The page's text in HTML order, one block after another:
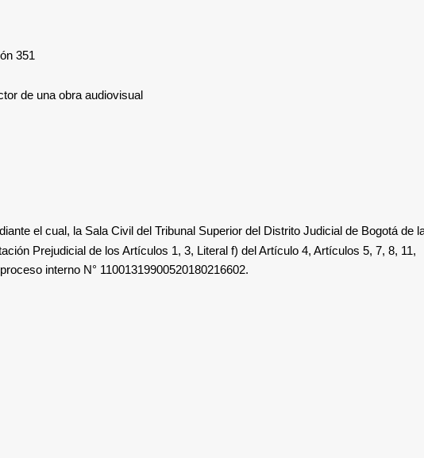
351
de una obra audiovisual
el cual, la Sala Civil del Tribunal Superior del Distrito Judicial de Bogotá de
Prejudicial de los Artículos 1, 3, Literal f) del Artículo 4, Artículos 5, 7, 8, 11,
interno N° 11001319900520180216602.